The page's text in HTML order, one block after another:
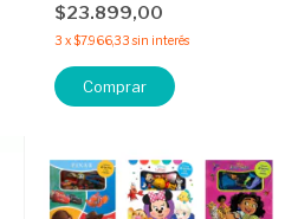
$23.899,00
3 x$7.966,33 sin interés
Comprar